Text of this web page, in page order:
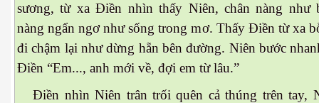
sương, từ xa Điền nhìn thấy Niên, chân nàng như
nàng ngẩn ngơ như sống trong mơ. Thấy Điền từ xa
đi chậm lại như dừng hẵn bên đường. Niên bước
Điền “Em..., anh mới về, đợi em từ lâu.”
Điền nhìn Niên trân trối quên cả thúng trên tay,